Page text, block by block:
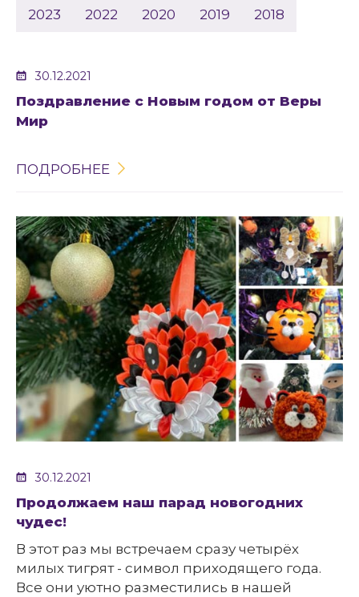
2023 2022 2020 2019 2018
30.12.2021
Поздравление с Новым годом от Веры
Мир
ПОДРОБНЕЕ
30.12.2021
Продолжаем наш парад новогодних
чудес!
В этот раз мы встречаем сразу четырёх
милых тигрят - символ приходящего года.
Все они уютно разместились в нашей